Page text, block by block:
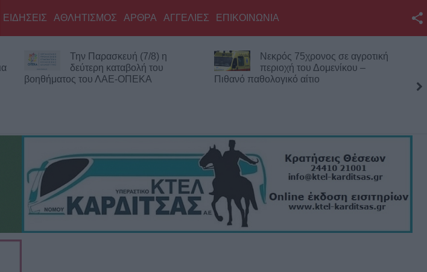
Twitter
RSS
Επικοινωνία με το
KarditsaLive.Net
ΕΙΔΗΣΕΙΣ ΑΘΛΗΤΙΣΜΟΣ ΑΡΘΡΑ ΑΓΓΕΛΙΕΣ ΕΠΙΚΟΙΝΩΝΙΑ
Την Παρασκευή (7/8) η
δεύτερη καταβολή του
βοηθήματος του ΛΑΕ-ΟΠΕΚΑ
Νεκρός 75χρονος σε αγροτική
περιοχή του Δομενίκου –
Πιθανό παθολογικό αίτιο